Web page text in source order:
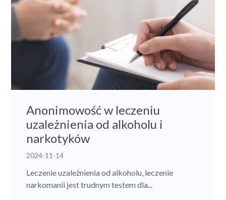
Anonimowość w leczeniu
uzależnienia od alkoholu i
narkotyków
2024-11-14
Leczenie uzależnienia od alkoholu, leczenie
narkomanii jest trudnym testem dla...